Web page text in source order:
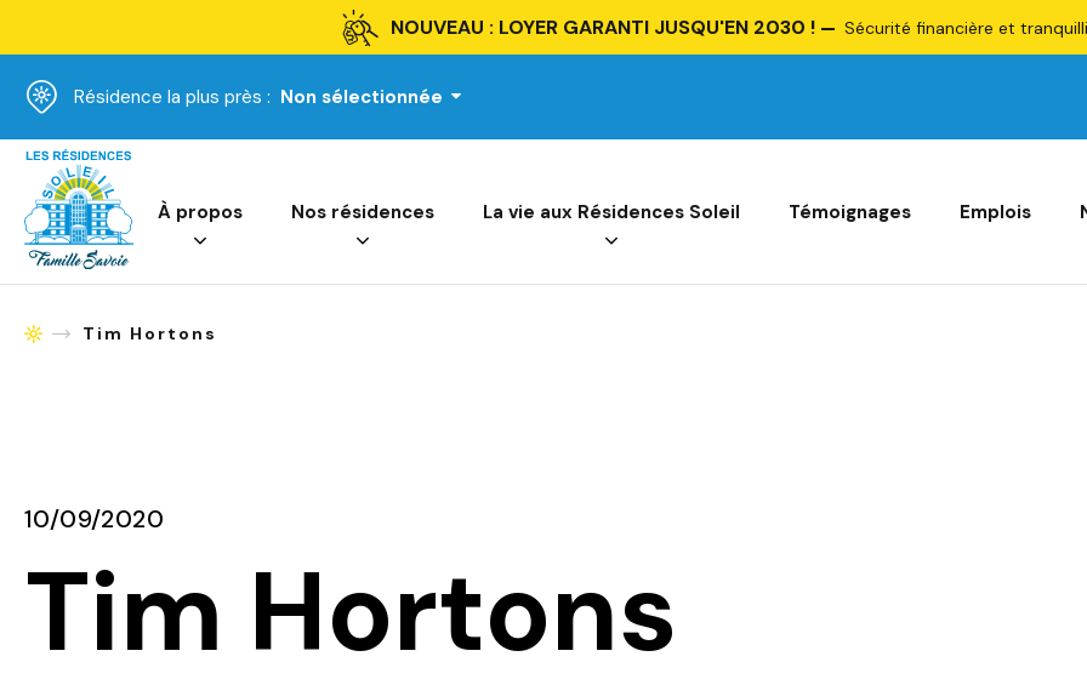
NOUVEAU : LOYER GARANTI JUSQU'EN 2030 ! Sécurité financière et
Résidence la plus près : Non sélectionnée
Accueil
À propos Nos résidences La vie aux Résidences Soleil Témoignages Emplois
AccueilTim Hortons
10/09/2020
Tim Hortons